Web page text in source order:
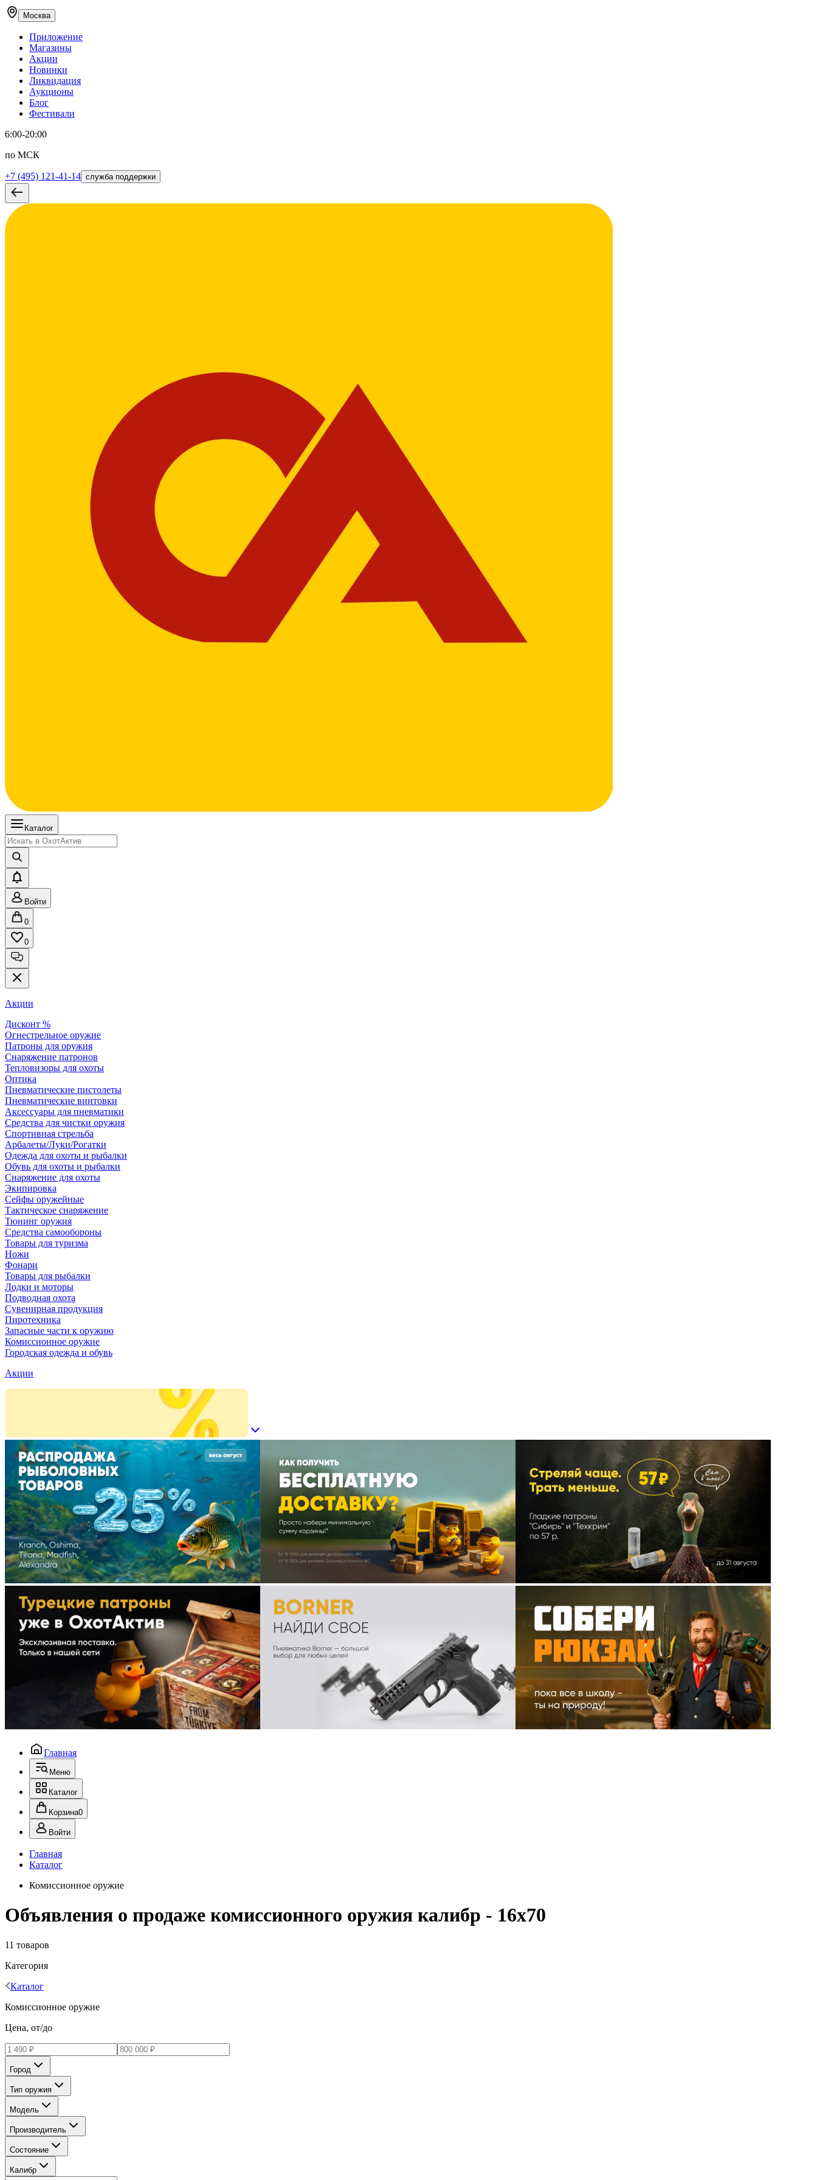
Москва
Приложение
Магазины
Акции
Новинки
Ликвидация
Аукционы
Блог
Фестивали
6:00-20:00
по МСК
+7 (495) 121-41-14 служба поддержки
Каталог
Войти
0
0
Акции
Дисконт %
Огнестрельное оружие
Патроны для оружия
Снаряжение патронов
Тепловизоры для охоты
Оптика
Пневматические пистолеты
Пневматические винтовки
Аксессуары для пневматики
Средства для чистки оружия
Спортивная стрельба
Арбалеты/Луки/Рогатки
Одежда для охоты и рыбалки
Обувь для охоты и рыбалки
Снаряжение для охоты
Экипировка
Сейфы оружейные
Тактическое снаряжение
Тюнинг оружия
Средства самообороны
Товары для туризма
Ножи
Фонари
Товары для рыбалки
Лодки и моторы
Подводная охота
Сувенирная продукция
Пиротехника
Запасные части к оружию
Комиссионное оружие
Городская одежда и обувь
Акции
Главная
Меню
Каталог
Корзина0
Войти
Главная
Каталог
Комиссионное оружие
Объявления о продаже комиссионного оружия калибр - 16х70
11 товаров
Категория
Каталог
Комиссионное оружие
Цена, от/до
Город
Тип оружия
Модель
Производитель
Состояние
Калибр